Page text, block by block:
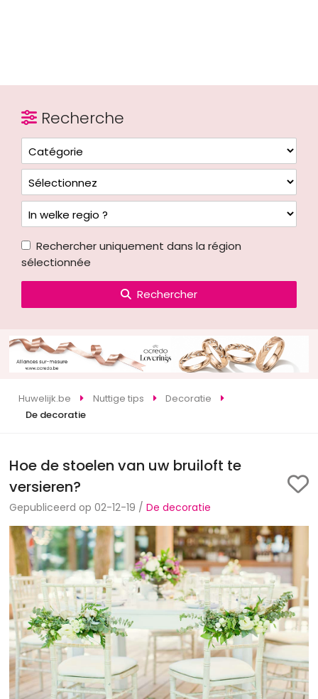
Recherche
Rechercher uniquement dans la région
sélectionnée
Rechercher
Huwelijk.be Nuttige tips
Decoratie
De decoratie
Hoe de stoelen van uw bruiloft te
versieren?
Gepubliceerd op 02-12-19 /De decoratie